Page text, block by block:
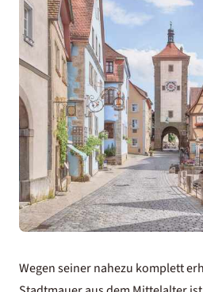
Wegen seiner nahezu komplett